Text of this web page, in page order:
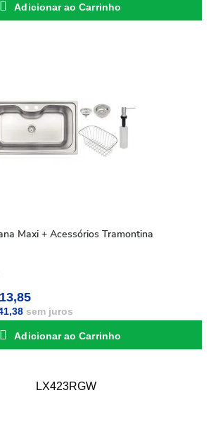
Adicionar ao Carrinho
Maxi + Acessórios Tramontina
sem juros
Adicionar ao Carrinho